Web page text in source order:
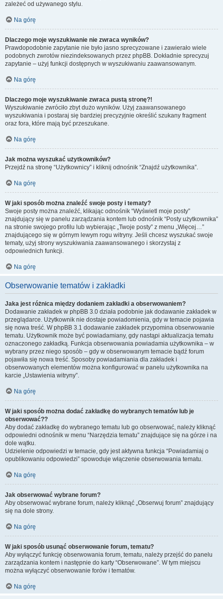
zależeć od używanego stylu.
Na górę
Dlaczego moje wyszukiwanie nie zwraca wyników?
Prawdopodobnie zapytanie nie było jasno sprecyzowane i zawierało wiele
podobnych zwrotów niezindeksowanych przez phpBB. Dokładnie sprecyzuj
zapytanie – użyj funkcji dostępnych w wyszukiwaniu zaawansowanym.
Na górę
Dlaczego moje wyszukiwanie zwraca pustą stronę?!
Wyszukiwanie zwróciło zbyt dużo wyników. Użyj zaawansowanego
wyszukiwania i postaraj się bardziej precyzyjnie określić szukany fragment
oraz fora, które mają być przeszukane.
Na górę
Jak można wyszukać użytkowników?
Przejdź na stronę “Użytkownicy” i kliknij odnośnik “Znajdź użytkownika”.
Na górę
W jaki sposób można znaleźć swoje posty i tematy?
Swoje posty można znaleźć, klikając odnośnik “Wyświetl moje posty”
znajdujący się w panelu zarządzania kontem lub odnośnik “Posty użytkownika”
na stronie swojego profilu lub wybierając „Twoje posty” z menu „Więcej…”
znajdującego się w górnym lewym rogu witryny. Jeśli chcesz wyszukać swoje
tematy, użyj strony wyszukiwania zaawansowanego i skorzystaj z
odpowiednich funkcji.
Na górę
Obserwowanie tematów i zakładki
Jaka jest różnica między dodaniem zakładki a obserwowaniem?
Dodawanie zakładek w phpBB 3.0 działa podobnie jak dodawanie zakładek w
przeglądarce. Użytkownik nie dostaje powiadomienia, gdy w temacie pojawia
się nowa treść. W phpBB 3.1 dodawanie zakładek przypomina obserwowanie
tematu. Użytkownik może być powiadamiany, gdy nastąpi aktualizacja tematu
oznaczonego zakładką. Funkcja obserwowania powiadamia użytkownika – w
wybrany przez niego sposób – gdy w obserwowanym temacie bądź forum
pojawiła się nowa treść. Sposoby powiadamiania dla zakładek i
obserwowanych elementów można konfigurować w panelu użytkownika na
karcie „Ustawienia witryny”.
Na górę
W jaki sposób można dodać zakładkę do wybranych tematów lub je
obserwować??
Aby dodać zakładkę do wybranego tematu lub go obserwować, należy kliknąć
odpowiedni odnośnik w menu “Narzędzia tematu” znajdujące się na górze i na
dole wątku.
Udzielenie odpowiedzi w temacie, gdy jest aktywna funkcja “Powiadamiaj o
opublikowaniu odpowiedzi” spowoduje włączenie obserwowania tematu.
Na górę
Jak obserwować wybrane forum?
Aby obserwować wybrane forum, należy kliknąć „Obserwuj forum” znajdujący
się na dole strony.
Na górę
W jaki sposób usunąć obserwowanie forum, tematu?
Aby wyłączyć funkcję obserwowania forum, tematu, należy przejść do panelu
zarządzania kontem i następnie do karty “Obserwowane”. W tym miejscu
można wyłączyć obserwowanie forów i tematów.
Na górę